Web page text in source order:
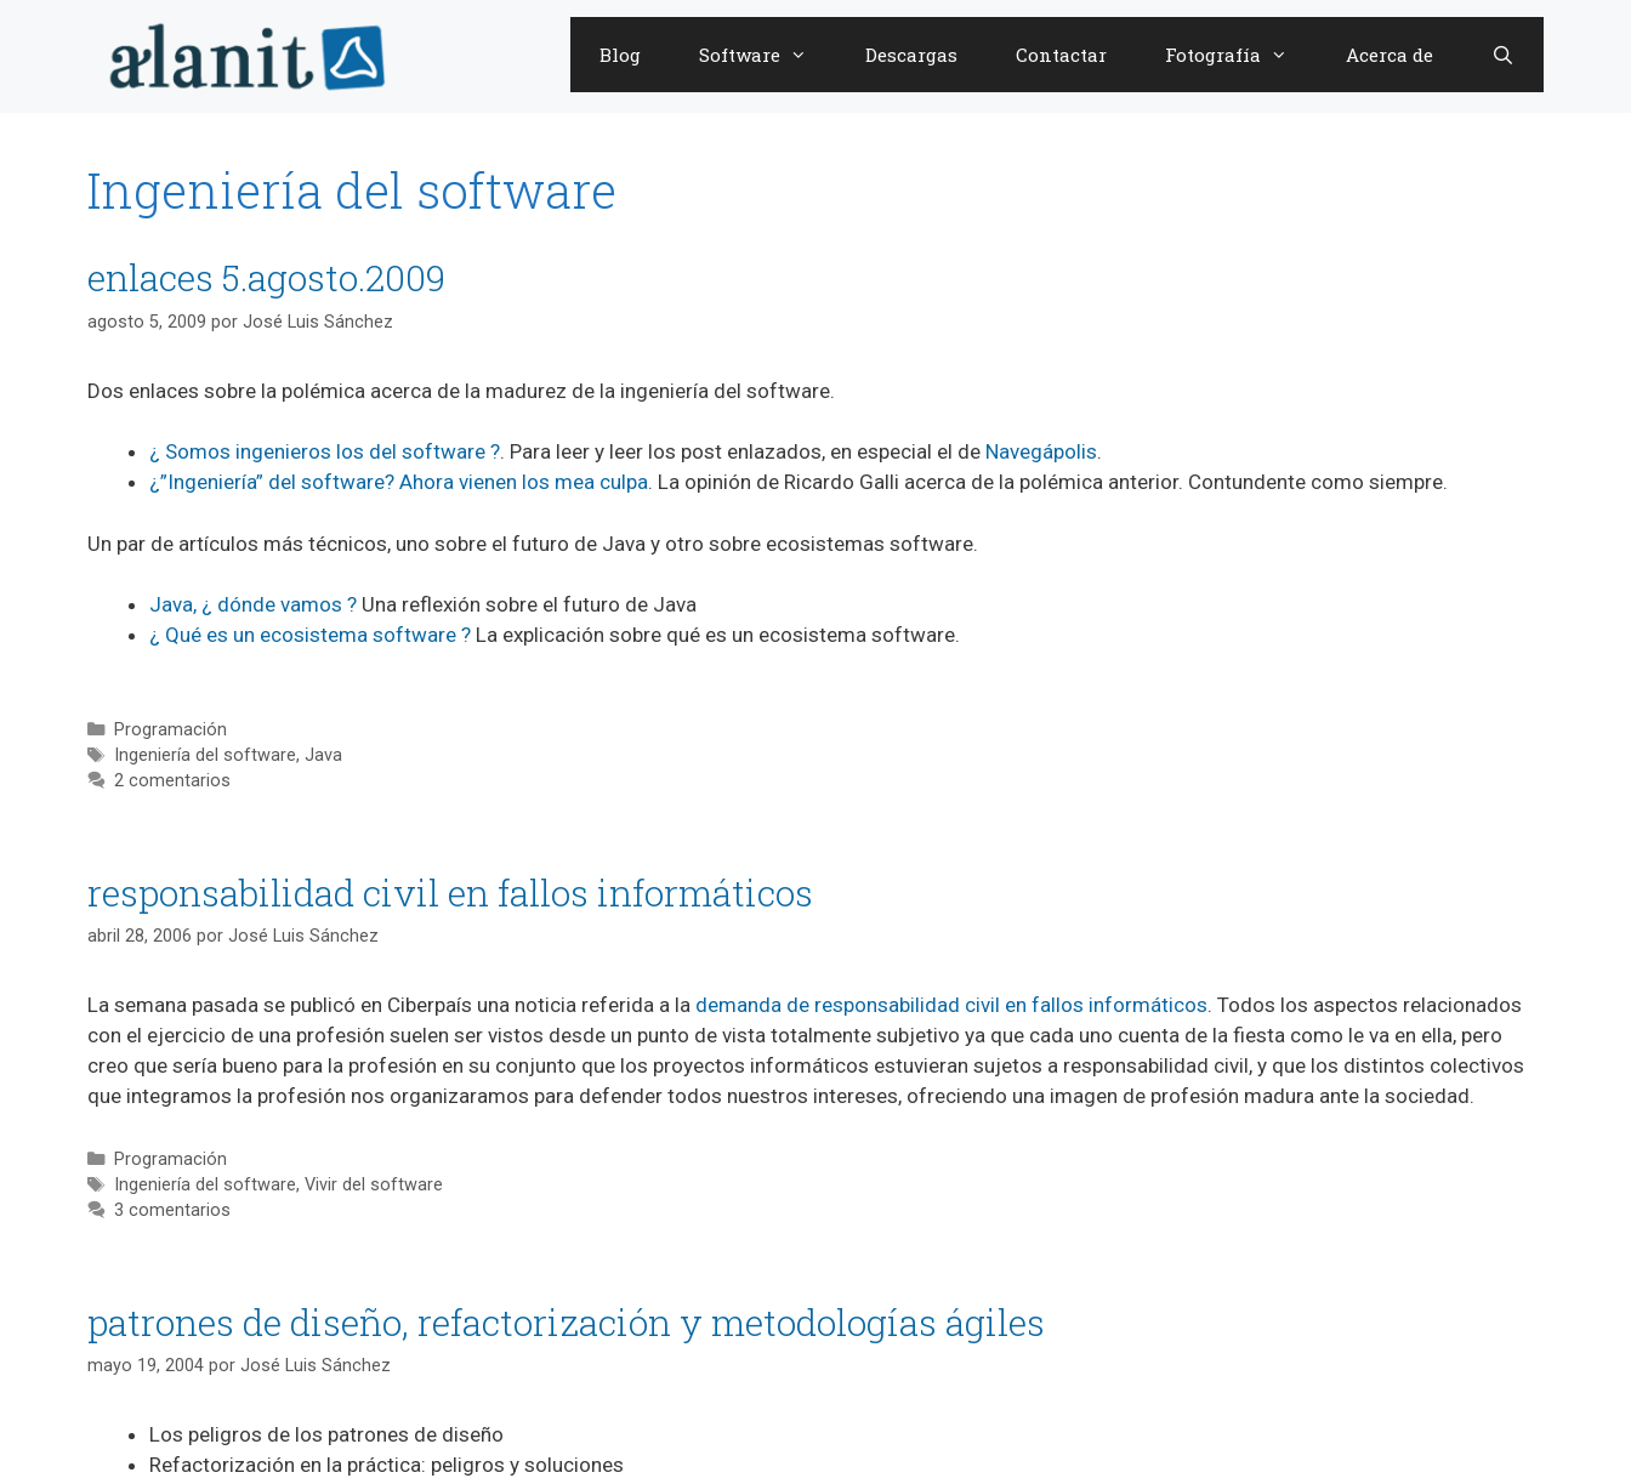
Blog Software Descargas Contactar Fotografía Acerca de
Ingeniería del software
enlaces 5.agosto.2009
agosto 5, 2009 por José Luis Sánchez
Dos enlaces sobre la polémica acerca de la madurez de la ingeniería del software.
¿ Somos ingenieros los del software ?. Para leer y leer los post enlazados, en especial el de Navegápolis.
¿”Ingeniería” del software? Ahora vienen los mea culpa. La opinión de Ricardo Galli acerca de la polémica anterior. Contundente como siempre.
Un par de artículos más técnicos, uno sobre el futuro de Java y otro sobre ecosistemas software.
Java, ¿ dónde vamos ? Una reflexión sobre el futuro de Java
¿ Qué es un ecosistema software ? La explicación sobre qué es un ecosistema software.
Categorías
Programación
Etiquetas
Ingeniería del software, Java
2 comentarios
responsabilidad civil en fallos informáticos
abril 28, 2006 por José Luis Sánchez
La semana pasada se publicó en Ciberpaís una noticia referida a la demanda de responsabilidad civil en fallos informáticos. Todos los aspectos relacionados
con el ejercicio de una profesión suelen ser vistos desde un punto de vista totalmente subjetivo ya que cada uno cuenta de la fiesta como le va en ella, pero
creo que sería bueno para la profesión en su conjunto que los proyectos informáticos estuvieran sujetos a responsabilidad civil, y que los distintos colectivos
que integramos la profesión nos organizaramos para defender todos nuestros intereses, ofreciendo una imagen de profesión madura ante la sociedad.
Categorías
Programación
Etiquetas
Ingeniería del software, Vivir del software
3 comentarios
patrones de diseño, refactorización y metodologías ágiles
mayo 19, 2004 por José Luis Sánchez
Los peligros de los patrones de diseño
Refactorización en la práctica: peligros y soluciones